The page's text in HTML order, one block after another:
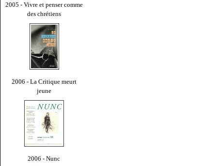
2005 - Vivre et penser comme
des chrétiens
2006 - La Critique meurt
jeune
2006 - Nunc